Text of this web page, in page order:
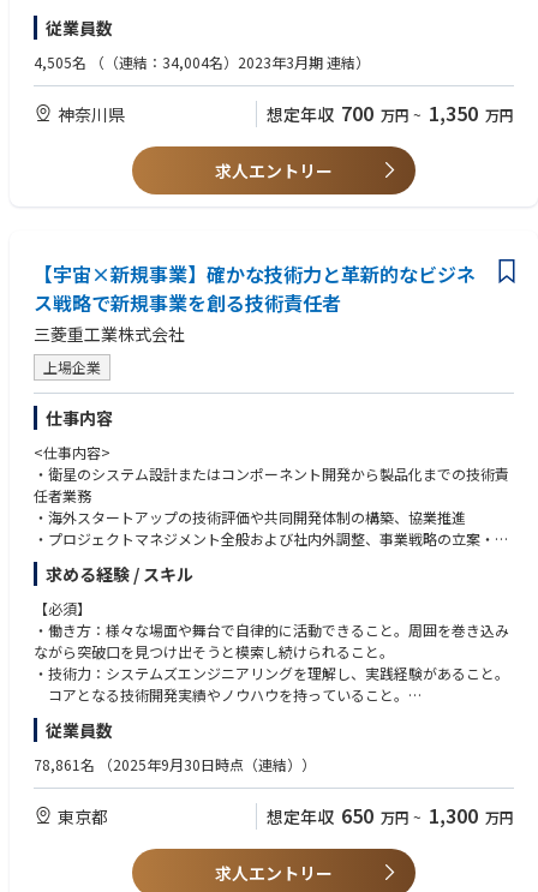
【魅力・キャリアステップ】
・電源システムの商品開発のみならず、CPUやFPGAを用いた基板設計を
担当する機会もあり、幅広い知識が習得でき、エンジニアとしてスキルア
ップに挑戦できる環境です。
コア技術の獲得をリードすることも可能となります。
・電源設計ではアナログシミュレーションやパワーデバイスを用いたアナ
・制御する機械が大きいため、効率化が重要になる部門です。DX、AI、Ch
atGTPを活用し、業務最適化に直接携わっていただきます。
■働き方
・在宅勤務：制度として週２日まで利用可能。
※HW開発を担当して頂くため評価時は、基本的に出社して業務しており
ます。
・残業時間：残業20時間程度/月
【歓迎要件】
・電源設計の経験のある方、アナログシミュレーション経験者
・電源(AC-DCコンバータ)基板設計経験がある方
・CPUやFPGAを実装した基板設計経験がある方
・DXに興味を持ち、設計プロセス効率改善に積極的に取り組む意欲のある
従業員数
4,505名 （（連結：34,004名）2023年3月期 連結）
神奈川県 想定年収 700 万円 ~ 1,350 万円
求人エントリー
【宇宙×新規事業】確かな技術力と革新的なビジネ
ス戦略で新規事業を創る技術責任者
三菱重工業株式会社
上場企業
仕事内容
<仕事内容>
・衛星のシステム設計またはコンポーネント開発から製品化までの技術責
任者業務
・海外スタートアップの技術評価や共同開発体制の構築、協業推進
・プロジェクトマネジメント全般および社内外調整、事業戦略の立案・実
行
・モデルベースシステムズエンジニアリングやデザイン思考を活用した開
発推進
・状況や能力次第では、米国に駐在し、海外スタートアップ連携担当とな
る場合もあります。海外(米国)駐在可否・希望有無を提示頂けると幸いで
す。なお、駐在不可でも採用に不利にはなりません。
・三菱重工の日本を代表する宇宙技術力とグローバルなネットワークを武
器に、スタートアップのスピード感とスケールの大きさを両立した、既存
の枠組みを超えた、プロジェクトを推進できます。
・宇宙市場の最前線で、技術検討から事業戦略まで幅広く携わり、挑戦的
な、社会に大きなインパクトを与える新規事業を創出するやりがいがあり
・安定した基盤を活かしつつ、チャレンジングな環境で活躍できるため、
技術者としての専門性と経営感覚の研鑽・キャリアアップを実感できま
求める経験 / スキル
【必須】
・働き方：様々な場面や舞台で自律的に活動できること。周囲を巻き込み
ながら突破口を見つけ出そうと模索し続けられること。
・技術力：システムズエンジニアリングを理解し、実践経験があること。
コアとなる技術開発実績やノウハウを持っていること。
宇宙機器や衛星システム、電気系コンポーネントの開発経験を重視。
・その他：新しい領域に果敢にチャレンジし、学びに対して貪欲であるこ
と。
【尚可】
・英語圏（特に米国）でのビジネス交渉や駐在経験（ネイティブレベルで
・宇宙の業界動向、新技術、ビジネスモデル等、幅広く情報収集・分析
従業員数
78,861名 （2025年9月30日時点（連結））
東京都 想定年収 650 万円 ~ 1,300 万円
求人エントリー